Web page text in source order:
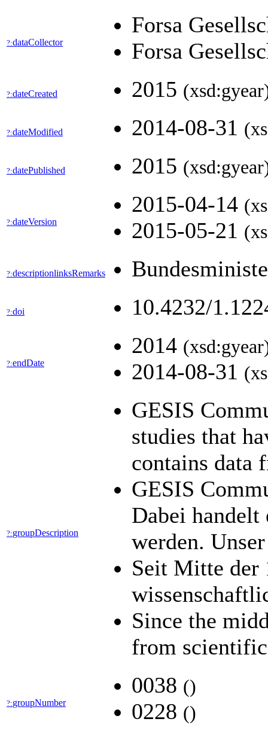
?:dataCollector
Forsa
Forsa
?:dateCreated 2015
?:dateModified 2014-08-31
?:datePublished 2015
?:dateVersion
2015-04-14
2015-05-21
?:descriptionlinksRemarks
?:doi 10.4232/
?:endDate
2014
2014-08-31
?:groupDescription
GESIS
studies that
contains data
GESIS
Dabei handelt
werden.
Seit Mitte der
Since the
from
?:groupNumber
0038 ()
0228 ()